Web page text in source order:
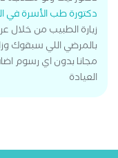
دكتورة طب الأسرة في
زيارة الطبيب من
بالمرضي اللي سبقوك
مجانا بدون اي رسوم
العيادة